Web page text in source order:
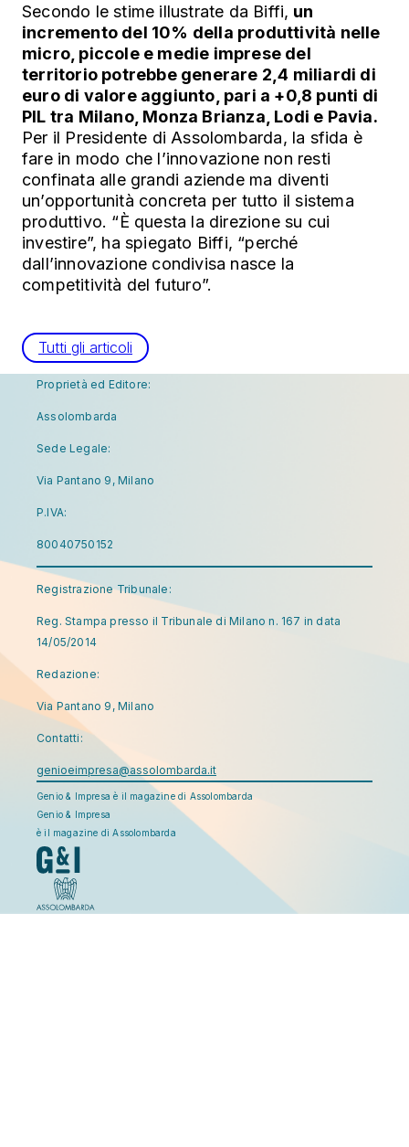
Secondo le stime illustrate da Biffi, un
incremento del 10% della produttività nelle
micro, piccole e medie imprese del
territorio potrebbe generare 2,4 miliardi di
euro di valore aggiunto, pari a +0,8 punti di
PIL tra Milano, Monza Brianza, Lodi e Pavia.
Per il Presidente di Assolombarda, la sfida è
fare in modo che l’innovazione non resti
confinata alle grandi aziende ma diventi
un’opportunità concreta per tutto il sistema
produttivo. “È questa la direzione su cui
investire”, ha spiegato Biffi, “perché
dall’innovazione condivisa nasce la
competitività del futuro”.
Tutti gli articoli
Proprietà ed Editore:
Assolombarda
Sede Legale:
Via Pantano 9, Milano
P.IVA:
80040750152
Registrazione Tribunale:
Reg. Stampa presso il Tribunale di Milano n. 167 in data
14/05/2014
Redazione:
Via Pantano 9, Milano
Contatti:
genioeimpresa@assolombarda.it
Genio & Impresa è il magazine di Assolombarda
Genio & Impresa
è il magazine di Assolombarda